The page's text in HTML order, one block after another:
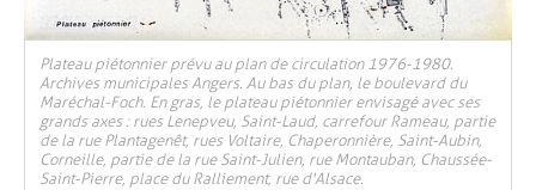
Plateau piétonnier prévu au plan de circulation 1976-1980.
Archives municipales Angers. Au bas du plan, le boulevard du
Maréchal-Foch. En gras, le plateau piétonnier envisagé avec ses
grands axes : rues Lenepveu, Saint-Laud, carrefour Rameau, partie
de la rue Plantagenêt, rues Voltaire, Chaperonnière, Saint-Aubin,
Corneille, partie de la rue Saint-Julien, rue Montauban, Chaussée-
Saint-Pierre, place du Ralliement, rue d'Alsace.